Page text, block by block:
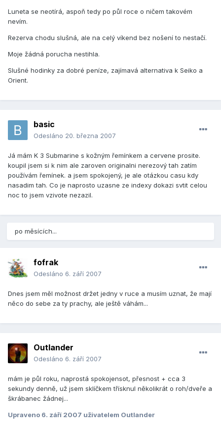
Luneta se neotírá, aspoň tedy po půl roce o ničem takovém
nevím.
Rezerva chodu slušná, ale na celý víkend bez nošení to nestačí.
Moje žádná porucha nestihla.
Slušné hodinky za dobré peníze, zajímavá alternativa k Seiko a
Orient.
basic
Odesláno 20. března 2007
Já mám K 3 Submarine s kožným řemínkem a cervene prosite.
koupil jsem si k nim ale zaroven originalni nerezový tah zatím
používám řemínek. a jsem spokojený, je ale otázkou casu kdy
nasadim tah. Co je naprosto uzasne ze indexy dokazi svtit celou
noc to jsem vzivote nezazil.
po měsících...
fofrak
Odesláno 6. září 2007
Dnes jsem měl možnost držet jedny v ruce a musím uznat, že mají
něco do sebe za ty prachy, ale ještě váhám...
Outlander
Odesláno 6. září 2007
mám je půl roku, naprostá spokojensot, přesnost + cca 3
sekundy denně, už jsem sklíčkem třísknul několikrát o roh/dveře a
škrábanec žádnej...
Upraveno 6. září 2007 uživatelem Outlander